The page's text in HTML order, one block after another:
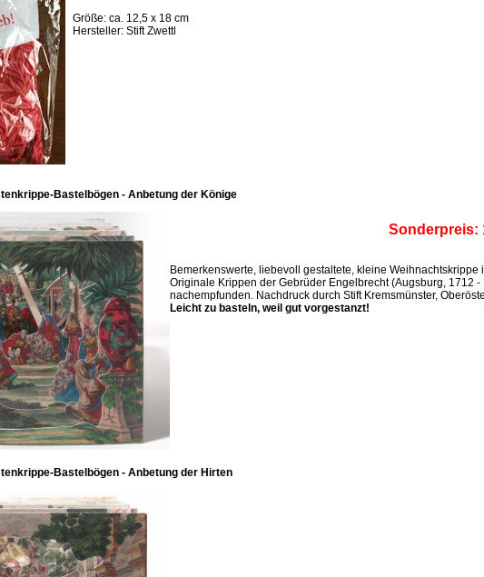
Größe: ca. 12,5 x 18 cm
Hersteller: Stift Zwettl
Bastelbögen - Anbetung der Könige
Sonderpreis:
Bemerkenswerte, liebevoll gestaltete, kleine
Originale Krippen der Gebrüder Engelbrecht (Augsburg, 1712
nachempfunden. Nachdruck durch Stift Kremsmünster,
Leicht zu basteln, weil gut vorgestanzt!
Bastelbögen - Anbetung der Hirten